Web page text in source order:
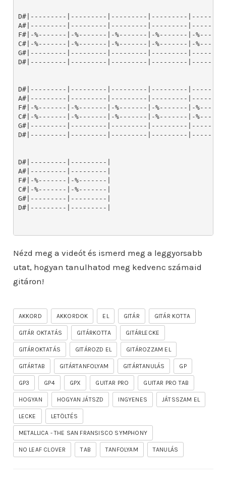
Nézd meg a videót és ismerd meg a leggyorsabb
utat, hogyan tanulhatod meg kedvenc számaid
gitáron!
AKKORD AKKORDOK EL GITÁR GITÁR KOTTA
GITÁR OKTATÁS GITÁRKOTTA GITÁRLECKE
GITÁROKTATÁS GITÁROZD EL GITÁROZZAM EL
GITÁRTAB GITÁRTANFOLYAM GITÁRTANULÁS GP
GP3 GP4 GPX GUITAR PRO GUITAR PRO TAB
HOGYAN HOGYAN JÁTSZD INGYENES JÁTSSZAM EL
LECKE LETÖLTÉS
METALLICA - THE SAN FRANSISCO SYMPHONY
NO LEAF CLOVER TAB TANFOLYAM TANULÁS